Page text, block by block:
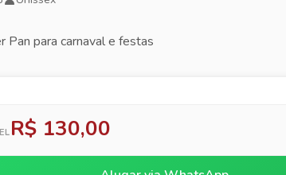
Pan para carnaval e festas
R$ 130,00